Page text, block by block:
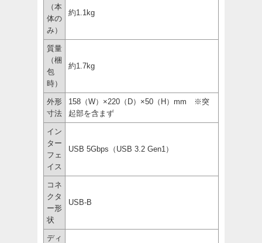
（本
体の
み）
約1.1kg
質量
（梱
包
時）
約1.7kg
外形
寸法
158（W）×220（D）×50（H）mm ※突
起部を含まず
イン
ター
フェ
イス
USB 5Gbps（USB 3.2 Gen1）
コネ
クタ
ー形
状
USB-B
ディ